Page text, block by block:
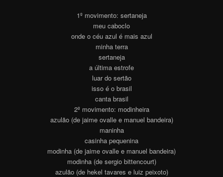
1º movimento: sertaneja
meu caboclo
onde o céu azul é mais azul
minha terra
sertaneja
a última estrofe
luar do sertão
isso é o brasil
canta brasil
2º movimento: modinheira
azulão (de jaime ovalle e manuel bandeira)
maninha
casinha pequenina
modinha (de jaime ovalle e manuel bandeira)
modinha (de sergio bittencourt)
azulão (de hekel tavares e luiz peixoto)